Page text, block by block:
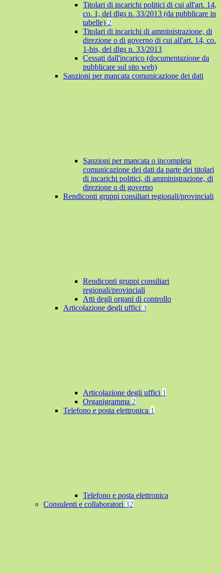
Titolari di incarichi politici di cui all'art. 14,
co. 1, del dlgs n. 33/2013 (da pubblicare in
tabelle) 2
Titolari di incarichi di amministrazione, di
direzione o di governo di cui all'art. 14, co.
1-bis, del dlgs n. 33/2013
Cessati dall'incarico (documentazione da
pubblicare sul sito web)
Sanzioni per mancata comunicazione dei dati
Sanzioni per mancata o incompleta
comunicazione dei dati da parte dei titolari
di incarichi politici, di amministrazione, di
direzione o di governo
Rendiconti gruppi consiliari regionali/provinciali
Rendiconti gruppi consiliari
regionali/provinciali
Atti degli organi di controllo
Articolazione degli uffici 3
Articolazione degli uffici 1
Organigramma 2
Telefono e posta elettronica 1
Telefono e posta elettronica
Consulenti e collaboratori 32